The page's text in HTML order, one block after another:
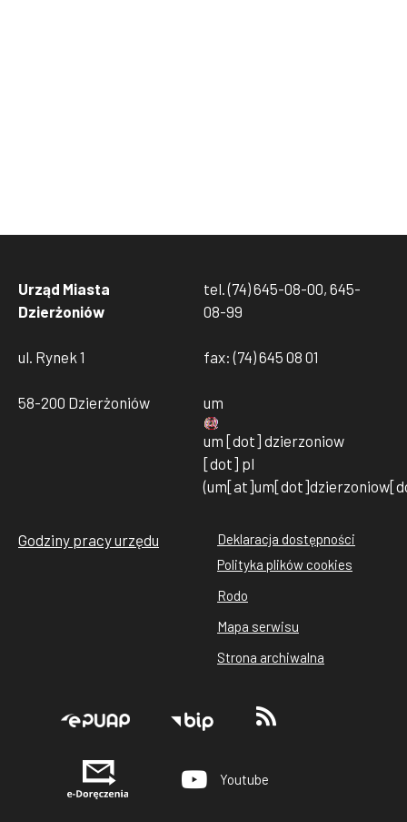
Urząd Miasta
Dzierżoniów
ul. Rynek 1
58-200 Dzierżoniów
tel. (74) 645-08-00, 645-
08-99
fax: (74) 645 08 01
um
um [dot] dzierzoniow
[dot] pl
Godziny pracy urzędu
Stopka
rodo
cookies
Deklaracja dostępności
Polityka plików cookies
Rodo
Mapa serwisu
Strona archiwalna
Stopka
Youtube